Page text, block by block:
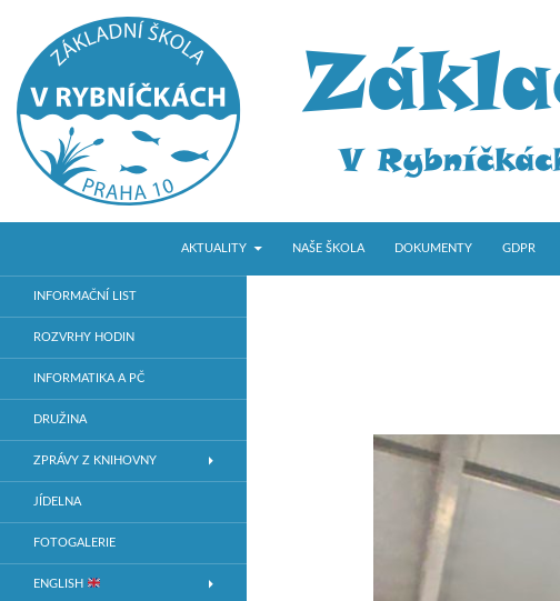
ZŠ V RybníčkáchAKTUALITY
NAŠE ŠKOLA DOKUMENTY GDPR
Základní škola v Praze 10
INFORMAČNÍ LIST
ROZVRHY HODIN
INFORMATIKA A PČ
DRUŽINA
ZPRÁVY Z KNIHOVNY
JÍDELNA
FOTOGALERIE
ENGLISH